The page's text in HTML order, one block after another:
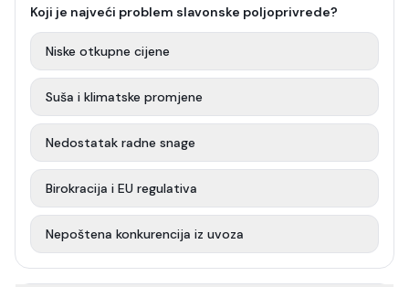
Koji je najveći problem slavonske poljoprivrede?
Niske otkupne cijene
Suša i klimatske promjene
Nedostatak radne snage
Birokracija i EU regulativa
Nepoštena konkurencija iz uvoza